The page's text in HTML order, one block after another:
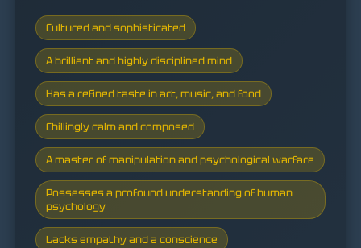
Cultured and sophisticated
A brilliant and highly disciplined mind
Has a refined taste in art, music, and food
Chillingly calm and composed
A master of manipulation and psychological warfare
Possesses a profound understanding of human
psychology
Lacks empathy and a conscience